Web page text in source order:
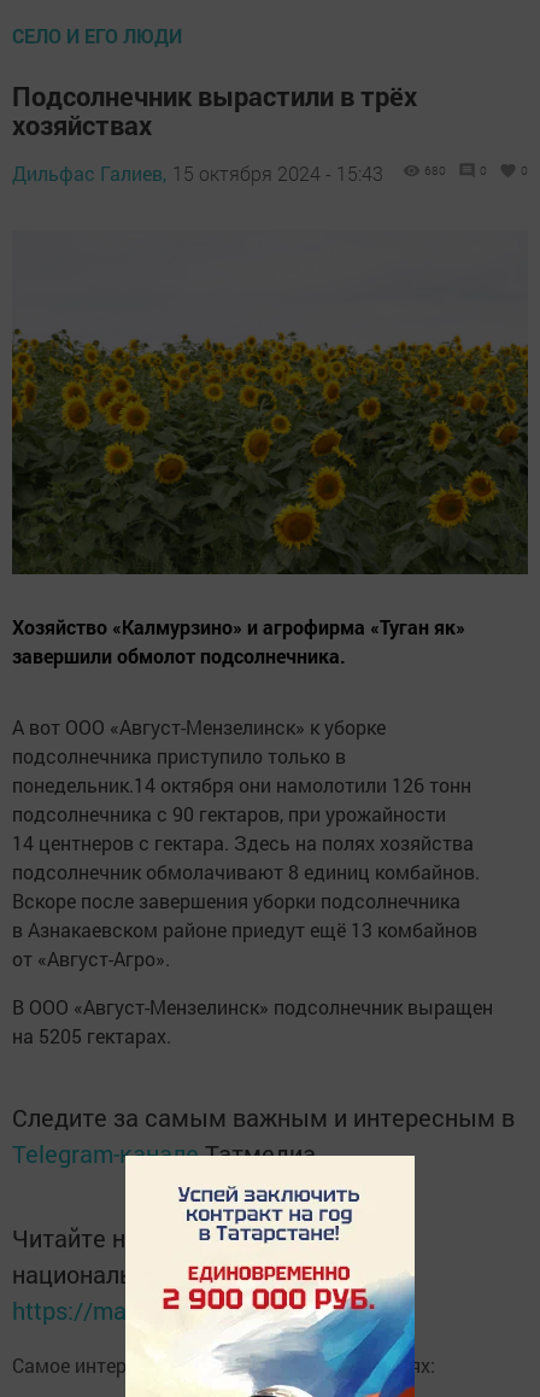
СЕЛО И ЕГО ЛЮДИ
Подсолнечник вырастили в трёх
хозяйствах
Дильфас Галиев, 15 октября 2024 - 15:43 680 0 0
Хозяйство «Калмурзино» и агрофирма «Туган як»
завершили обмолот подсолнечника.
А вот ООО «Август-Мензелинск» к уборке
подсолнечника приступило только в
понедельник.14 октября они намолотили 126 тонн
подсолнечника с 90 гектаров, при урожайности
14 центнеров с гектара. Здесь на полях хозяйства
подсолнечник обмолачивают 8 единиц комбайнов.
Вскоре после завершения уборки подсолнечника
в Азнакаевском районе приедут ещё 13 комбайнов
от «Август-Агро».
В ООО «Август-Мензелинск» подсолнечник выращен
на 5205 гектарах.
Следите за самым важным и интересным в
Telegram-каналеТатмедиа
Читайте новости Татарстана в
национальном мессенджере MАХ:
https://max.ru/tatmedia
Самое интересное в наших социальных сетях: